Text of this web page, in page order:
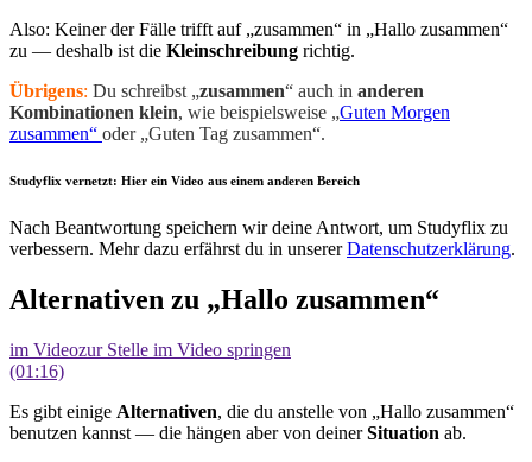
Also: Keiner der Fälle trifft auf „zusammen“ in „Hallo zusammen“
zu — deshalb ist die Kleinschreibung richtig.
Übrigens: Du schreibst „zusammen“ auch in anderen
Kombinationen klein, wie beispielsweise „Guten Morgen
zusammen“ oder „Guten Tag zusammen“.
Studyflix vernetzt: Hier ein Video aus einem anderen Bereich
Nach Beantwortung speichern wir deine Antwort, um Studyflix zu
verbessern. Mehr dazu erfährst du in unsererDatenschutzerklärung.
Alternativen zu „Hallo zusammen“
im Videozur Stelle im Video springen
(01:16)
Es gibt einige Alternativen, die du anstelle von „Hallo zusammen“
benutzen kannst — die hängen aber von deinerSituation ab.